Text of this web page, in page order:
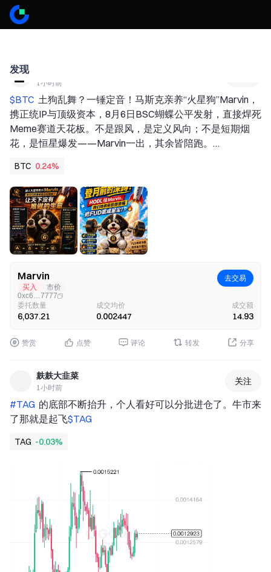
发现
1小时前
$BTC 土狗乱舞？一锤定音！马斯克亲养“火星狗”Marvin，
携正统IP与顶级资本，8月6日BSC蝴蝶公平发射，直接焊死
Meme赛道天花板。不是跟风，是定义风向；不是短期烟
花，是恒星爆发——Marvin一出，其余皆陪跑。
BTC 0.24%
Marvin
买入 市价
0xc6…7777
去交易
委托数量
6,037.21
成交均价
0.002447
成交额
14.93
赞赏 点赞 评论 转发 分享
麸麸大韭菜
1小时前
关注
#TAG 的底部不断抬升，个人看好可以分批进仓了。牛市来
了那就是起飞$TAG
TAG -0.03%